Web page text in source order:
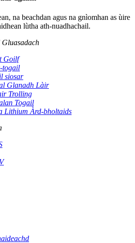
na beachdan agus na gnìomhan as ùire
lùtha ath-nuadhachail.
Goilf
togail
siosar
Glanadh Làir
Trolling
Togail
Lithium Àrd-bholtaids